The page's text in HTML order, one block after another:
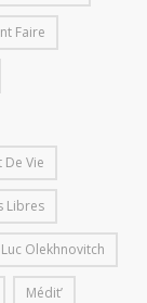
Faire
De Vie
Libres
Luc Olekhnovitch
Médit’